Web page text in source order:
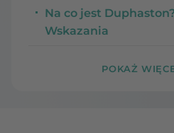
Na co jest
Wskazania